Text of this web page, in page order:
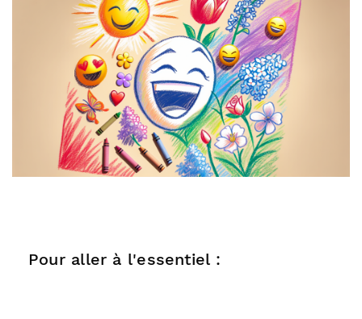
Pour aller à l'essentiel :